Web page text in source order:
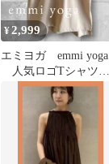
¥2,999
エミヨガ emmi yoga
人気ロゴTシャツ
バックオープン ヨガ